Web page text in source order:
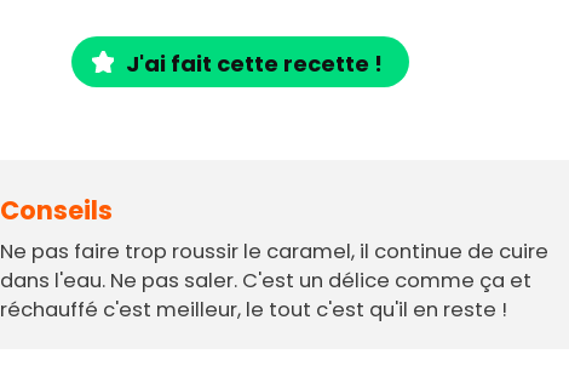
J'ai fait cette recette !
Conseils
Ne pas faire trop roussir le caramel, il continue de cuire
dans l'eau. Ne pas saler. C'est un délice comme ça et
réchauffé c'est meilleur, le tout c'est qu'il en reste !